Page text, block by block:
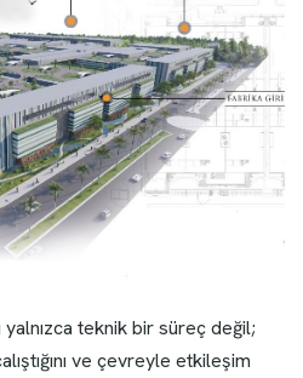
yalnızca teknik bir süreç değil;
ve çevreyle etkileşim